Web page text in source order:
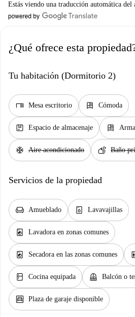
Estás viendo una traducción automática del
¿Qué ofrece esta
Tu habitación (Dormitorio 2)
desk Mesa escritorio dresser Cómoda
package Espacio de almacenaje dresser
ac_unit Aire acondicionado soap Baño
Servicios de la propiedad
chair Amueblado dishwasher_gen Lavavajillas
local_laundry_service Lavadora en zonas comunes
local_laundry_service Secadora en las zonas comunes
kitchen Cocina equipada balcony Balcón o
garage Plaza de garaje disponible